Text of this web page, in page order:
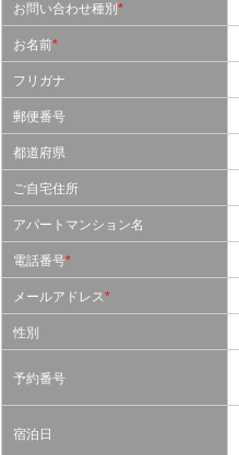
お問い合わせ種別 *
お名前*
フリガナ
郵便番号
都道府県
ご自宅住所
アパートマンション名
電話番号*
メールアドレス*
性別
予約番号
宿泊日